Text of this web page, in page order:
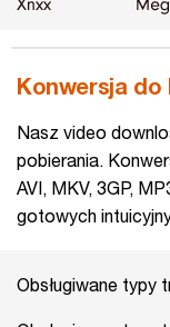
Konwersja do
Nasz video
pobierania.
AVI, MKV, 3GP,
gotowych
Obsługiwane typy